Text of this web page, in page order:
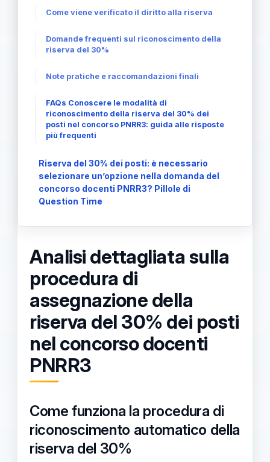
Come viene verificato il diritto alla riserva
Domande frequenti sul riconoscimento della
riserva del 30%
Note pratiche e raccomandazioni finali
FAQs Conoscere le modalità di
riconoscimento della riserva del 30% dei
posti nel concorso PNRR3: guida alle risposte
più frequenti
Riserva del 30% dei posti: è necessario
selezionare un’opzione nella domanda del
concorso docenti PNRR3? Pillole di
Question Time
Analisi dettagliata sulla
procedura di
assegnazione della
riserva del 30% dei posti
nel concorso docenti
PNRR3
Come funziona la procedura di
riconoscimento automatico della
riserva del 30%